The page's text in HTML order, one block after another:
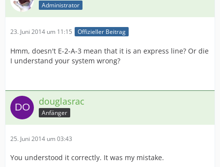
Administrator
23. Juni 2014 um 11:15 Offizieller Beitrag
Hmm, doesn't E-2-A-3 mean that it is an express line? Or die
I understand your system wrong?
douglasrac
Anfänger
25. Juni 2014 um 03:43
You understood it correctly. It was my mistake.